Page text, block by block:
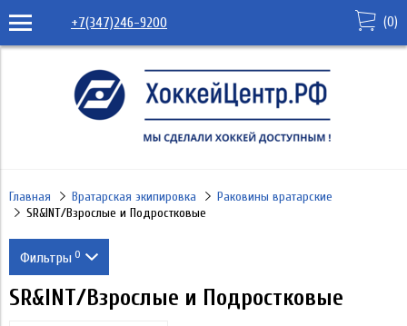
+7(347)246-9200 (0)
Главная Вратарская экипировка
Раковины вратарские
SR&INT/Взрослые и Подростковые
Фильтры 0
Производитель
SR&INT/Взрослые и Подростковые